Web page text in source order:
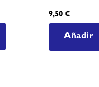
9,50€
Añadir